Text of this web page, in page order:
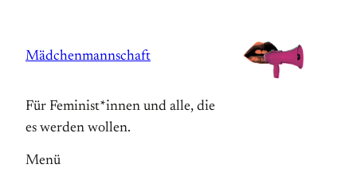
springen
Mädchenmannschaft
Für Feminist*innen und alle, die
es werden wollen.
Menü